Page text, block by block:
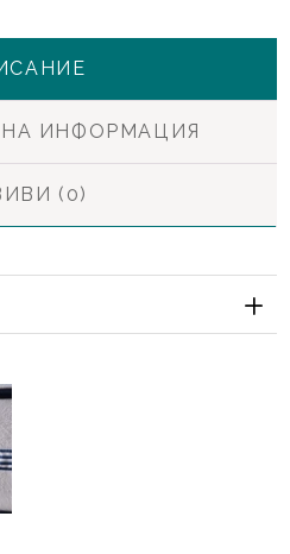
ИНФОРМАЦИЯ
(0)